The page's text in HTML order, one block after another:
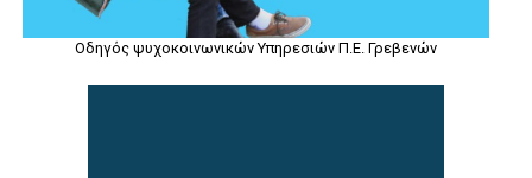
Οδηγός ψυχοκοινωνικών Υπηρεσιών Π.Ε. Γρεβενών